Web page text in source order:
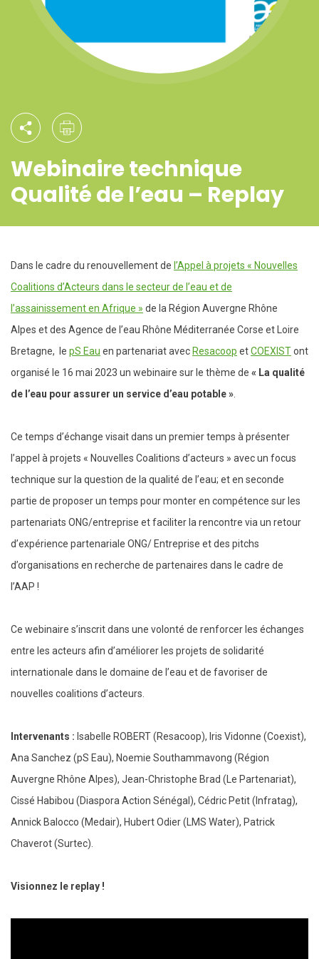
Webinaire technique
Qualité de l’eau – Replay
Dans le cadre du renouvellement de l’Appel à projets « Nouvelles
Coalitions d’Acteurs dans le secteur de l’eau et de
l’assainissement en Afrique » de la Région Auvergne Rhône
Alpes et des Agence de l’eau Rhône Méditerranée Corse et Loire
Bretagne, le pS Eau en partenariat avec Resacoop etCOEXISTont
organisé le 16 mai 2023 un webinaire sur le thème de « La qualité
de l’eau pour assurer un service d’eau potable »
Ce temps d’échange visait dans un premier temps à présenter
l’appel à projets « Nouvelles Coalitions d’acteurs » avec un focus
technique sur la question de la qualité de l’eau; et en seconde
partie de proposer un temps pour monter en compétence sur les
partenariats ONG/entreprise et faciliter la rencontre via un retour
d’expérience partenariale ONG/ Entreprise et des pitchs
d’organisations en recherche de partenaires dans le cadre de
l’AAP !
Ce webinaire s’inscrit dans une volonté de renforcer les échanges
entre les acteurs afin d’améliorer les projets de solidarité
internationale dans le domaine de l’eau et de favoriser de
nouvelles coalitions d’acteurs.
Intervenants : Isabelle ROBERT (Resacoop), Iris Vidonne (Coexist),
Ana Sanchez (pS Eau), Noemie Southammavong (Région
Auvergne Rhône Alpes), Jean-Christophe Brad (Le Partenariat),
Cissé Habibou (Diaspora Action Sénégal), Cédric Petit (Infratag),
Annick Balocco (Medair), Hubert Odier (LMS Water), Patrick
Chaverot (Surtec).
Visionnez le replay !